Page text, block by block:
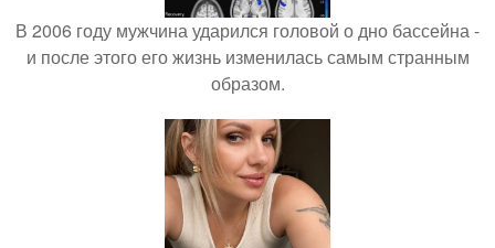
В 2006 году мужчина ударился головой о дно бассейна -
и после этого его жизнь изменилась самым странным
образом.